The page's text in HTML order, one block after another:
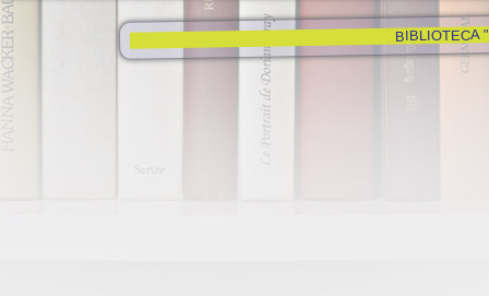
BIBLIOTECA